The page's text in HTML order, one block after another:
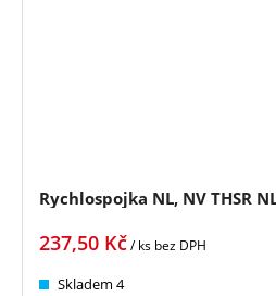
Rychlospojka NL, NV THSR
237,50 Kč/ ks bez DPH
Skladem 4